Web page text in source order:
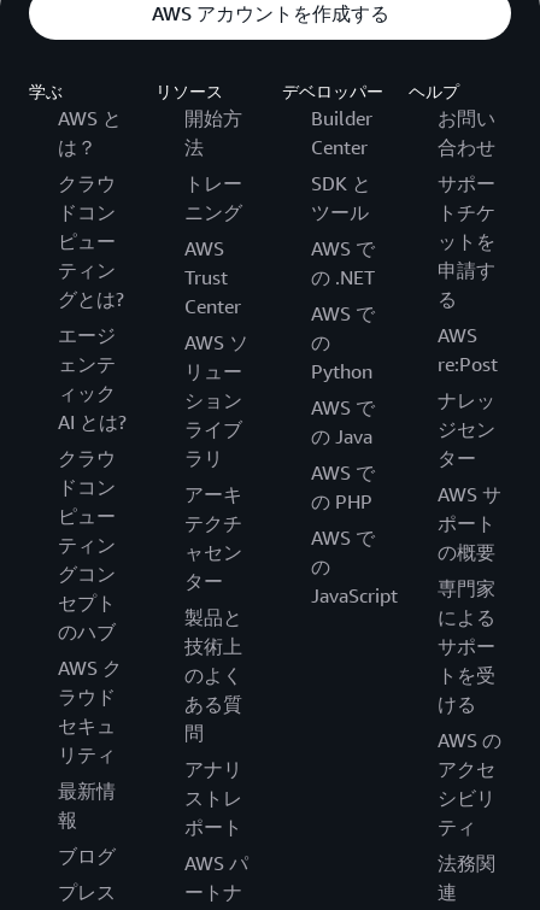
AWS アカウントを作成する
学ぶ
AWS と
は？
クラウ
ドコン
ピュー
ティン
グとは?
エージ
ェンテ
ィック
AI とは?
クラウ
ドコン
ピュー
ティン
グコン
セプト
のハブ
AWS ク
ラウド
セキュ
リティ
最新情
報
ブログ
プレス
リソース
開始方
法
トレー
ニング
AWS
Trust
Center
AWS ソ
リュー
ション
ライブ
ラリ
アーキ
テクチ
ャセン
ター
製品と
技術上
のよく
ある質
問
アナリ
ストレ
ポート
AWS パ
ートナ
デベロッパー
Builder
Center
SDK と
ツール
AWS で
の .NET
AWS で
の
Python
AWS で
の Java
AWS で
の PHP
AWS で
の
JavaScript
ヘルプ
お問い
合わせ
サポー
トチケ
ットを
申請す
る
AWS
re:Post
ナレッ
ジセン
ター
AWS サ
ポート
の概要
専門家
による
サポー
トを受
ける
AWS の
アクセ
シビリ
ティ
法務関
連